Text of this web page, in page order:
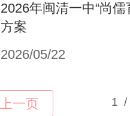
2026年闽清一中“尚
方案
2026/05/22